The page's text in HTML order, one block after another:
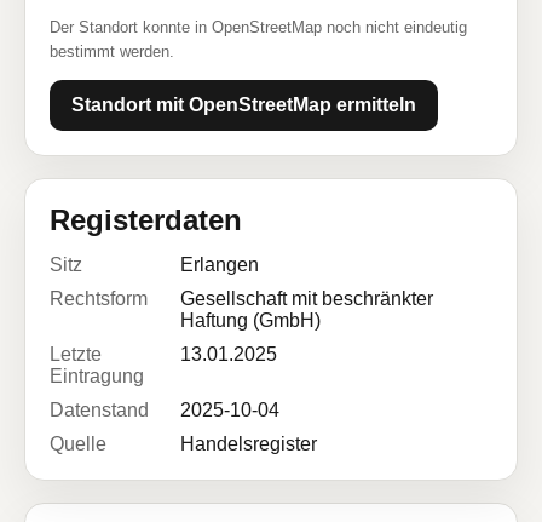
Der Standort konnte in OpenStreetMap noch nicht eindeutig
bestimmt werden.
Standort mit OpenStreetMap ermitteln
Registerdaten
Sitz
Erlangen
Rechtsform
Gesellschaft mit beschränkter
Haftung (GmbH)
Letzte
Eintragung
13.01.2025
Datenstand
2025-10-04
Quelle
Handelsregister